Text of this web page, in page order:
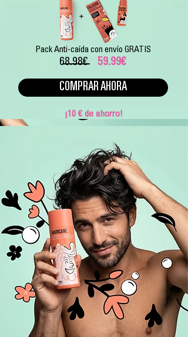
Pack Anti-caída con envío GRATIS
68.98€ 59.99€
COMPRAR AHORA
¡10 € de ahorro!